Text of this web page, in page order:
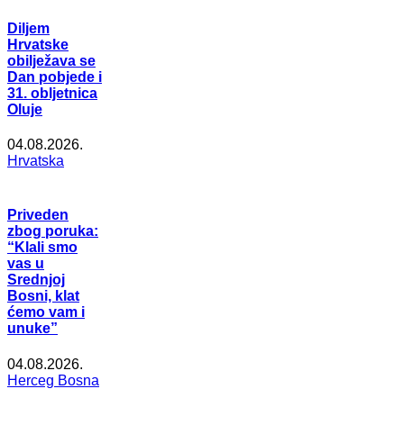
Diljem
Hrvatske
obilježava se
Dan pobjede i
31. obljetnica
Oluje
04.08.2026.
Hrvatska
Priveden
zbog poruka:
“Klali smo
vas u
Srednjoj
Bosni, klat
ćemo vam i
unuke”
04.08.2026.
Herceg Bosna